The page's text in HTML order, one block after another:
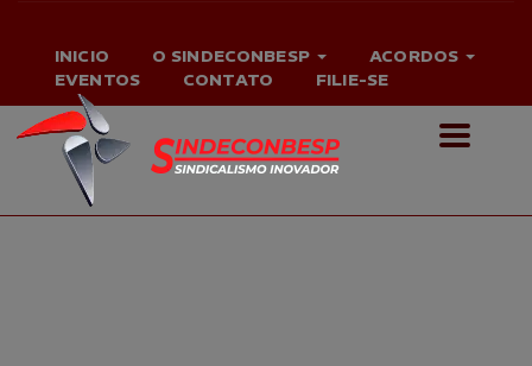
INICIO O SINDECONBESP
ACORDOS
EVENTOS
CONTATO FILIE-SE